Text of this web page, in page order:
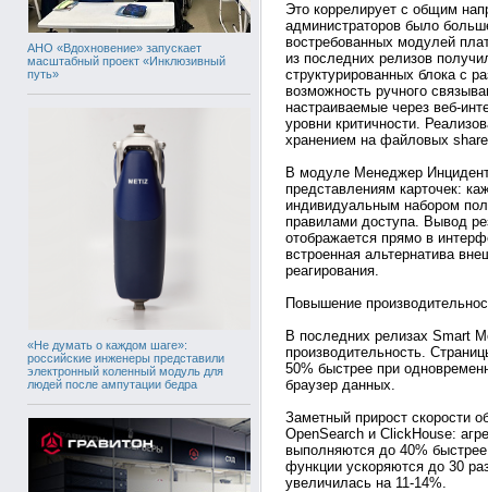
АНО «Вдохновение» запускает
масштабный проект «Инклюзивный
путь»
«Не думать о каждом шаге»:
российские инженеры представили
электронный коленный модуль для
людей после ампутации бедра
Это коррелирует с общим
администраторов было
востребованных модулей
из последних релизов
структурированных блока с
возможность ручного
настраиваемые через веб-
уровни критичности.
хранением на файловых
В модуле Менеджер
представлениям карточек:
индивидуальным набором
правилами доступа. Вывод
отображается прямо в
встроенная альтернатива
реагирования.
Повышение
В последних релизах Smart
производительность.
50% быстрее при
браузер данных.
Заметный прирост скорости
OpenSearch и ClickHouse:
выполняются до 40%
функции ускоряются до 30
увеличилась на 11-14%.